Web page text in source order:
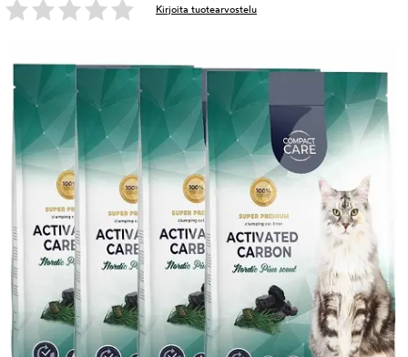
Kirjoita tuotearvostelu